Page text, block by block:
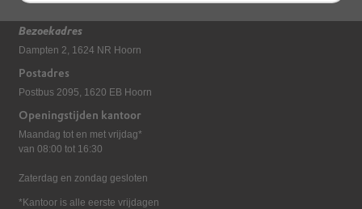
Bezoekadres
Dampten 2, 1624 NR Hoorn
Postadres
Postbus 2095, 1620 EB Hoorn
Openingstijden kantoor
Maandag tot en met vrijdag*
van 08:00 tot 16:30
Zaterdag en zondag gesloten
*Kantoor is alle eerste vrijdagen